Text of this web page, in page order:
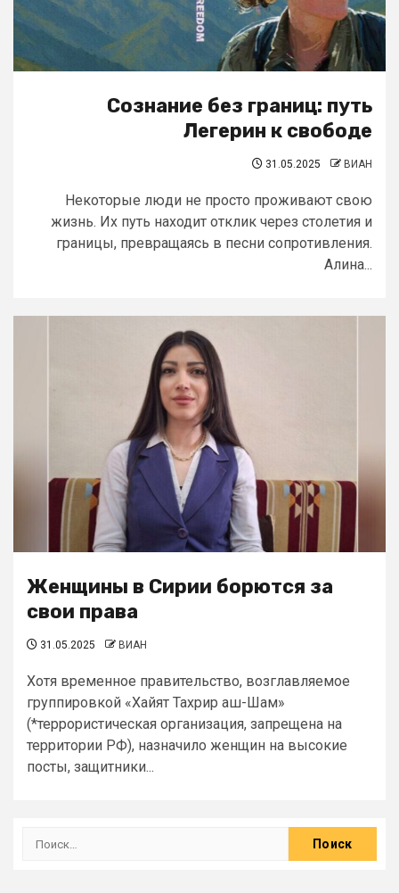
Сознание без границ: путь
Легерин к свободе
31.05.2025 ВИАН
Некоторые люди не просто проживают свою
жизнь. Их путь находит отклик через столетия и
границы, превращаясь в песни сопротивления.
Алина...
Женщины в Сирии борются за
свои права
31.05.2025 ВИАН
Хотя временное правительство, возглавляемое
группировкой «Хайят Тахрир аш-Шам»
(*террористическая организация, запрещена на
территории РФ), назначило женщин на высокие
посты, защитники...